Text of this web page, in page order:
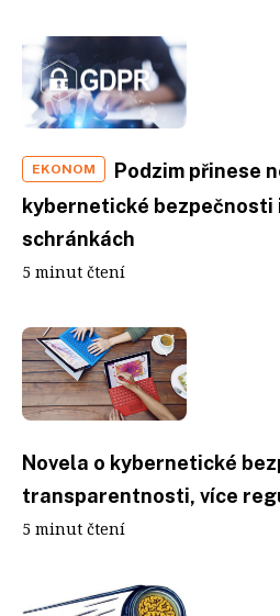
EKONOM
Podzim přinese
kybernetické bezpečnosti
schránkách
5 minut čtení
Novela o kybernetické
transparentnosti, více
5 minut čtení